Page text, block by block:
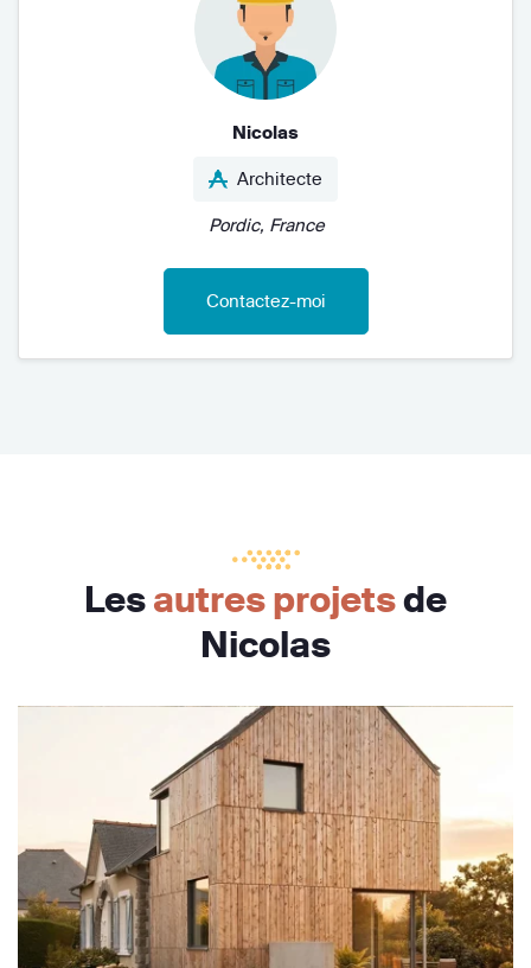
Nicolas
Architecte
Pordic, France
Contactez-moi
Lesautres projetsde
Nicolas